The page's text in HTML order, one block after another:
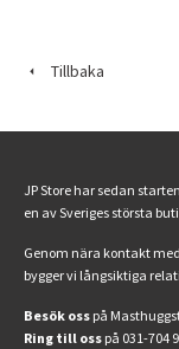
Tillbaka
JP Store har sedan
en av Sveriges största
Genom nära kontakt
bygger vi långsiktiga
Besök oss på
Ring till oss på 031-704